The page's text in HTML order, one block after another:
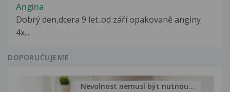
Angína
Dobrý den,dcera 9 let..od září opakovaně anginy
4x...
DOPORUČUJEME
Nevolnost nemusí být nutnou...